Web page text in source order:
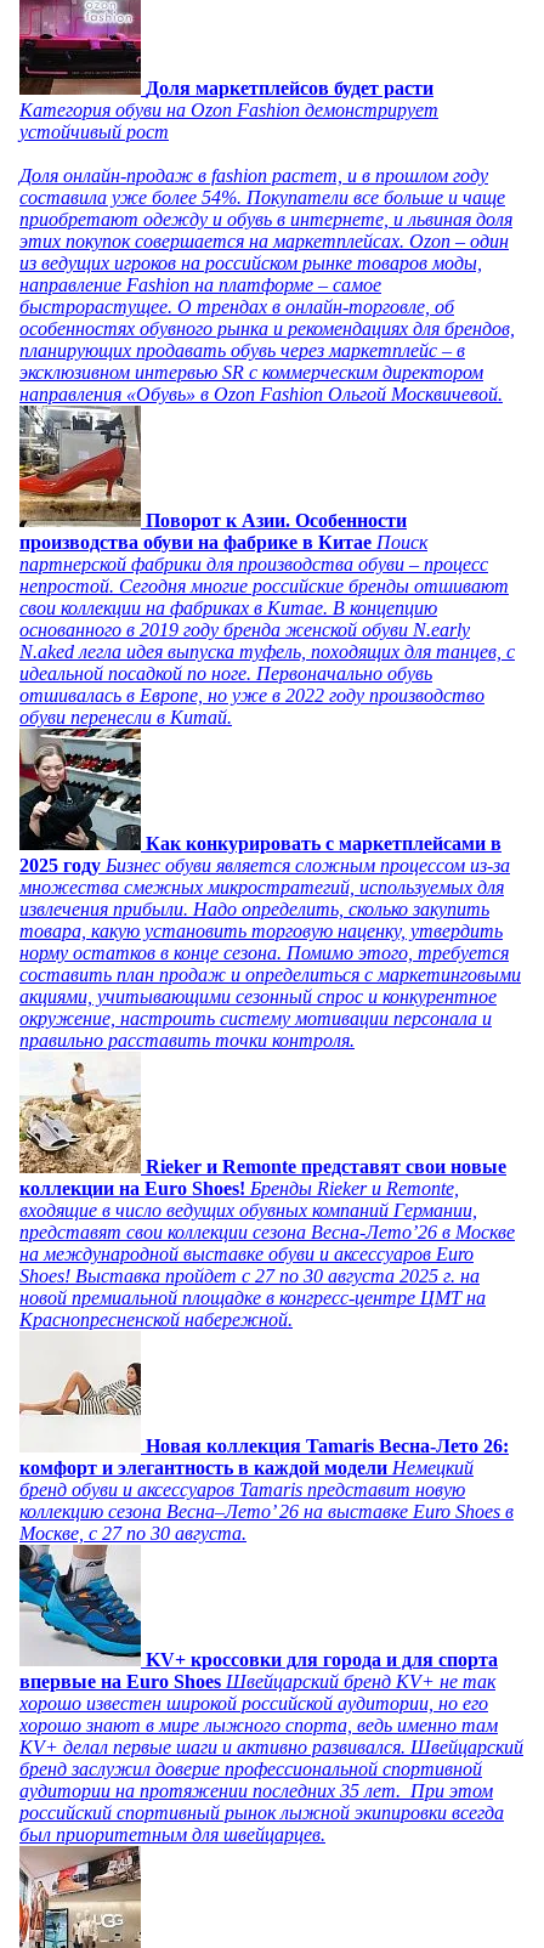
Доля маркетплейсов будет расти
Категория обуви на Ozon Fashion демонстрирует
устойчивый рост
Доля онлайн-продаж в fashion растет, и в прошлом году
составила уже более 54%. Покупатели все больше и чаще
приобретают одежду и обувь в интернете, и львиная доля
этих покупок совершается на маркетплейсах. Ozon – один
из ведущих игроков на российском рынке товаров моды,
направление Fashion на платформе – самое
быстрорастущее. О трендах в онлайн-торговле, об
особенностях обувного рынка и рекомендациях для брендов,
планирующих продавать обувь через маркетплейс – в
эксклюзивном интервью SR с коммерческим директором
направления «Обувь» в Ozon Fashion Ольгой Москвичевой.
Поворот к Азии. Особенности
производства обуви на фабрике в Китае Поиск
партнерской фабрики для производства обуви – процесс
непростой. Сегодня многие российские бренды отшивают
свои коллекции на фабриках в Китае. В концепцию
основанного в 2019 году бренда женской обуви N.early
N.aked легла идея выпуска туфель, походящих для танцев, с
идеальной посадкой по ноге. Первоначально обувь
отшивалась в Европе, но уже в 2022 году производство
обуви перенесли в Китай.
Как конкурировать с маркетплейсами в
2025 году Бизнес обуви является сложным процессом из-за
множества смежных микростратегий, используемых для
извлечения прибыли. Надо определить, сколько закупить
товара, какую установить торговую наценку, утвердить
норму остатков в конце сезона. Помимо этого, требуется
составить план продаж и определиться с маркетинговыми
акциями, учитывающими сезонный спрос и конкурентное
окружение, настроить систему мотивации персонала и
правильно расставить точки контроля.
Rieker и Remonte представят свои новые
коллекции на Euro Shoes! Бренды Rieker и Remonte,
входящие в число ведущих обувных компаний Германии,
представят свои коллекции сезона Весна-Лето’26 в Москве
на международной выставке обуви и аксессуаров Euro
Shoes! Выставка пройдет c 27 по 30 августа 2025 г. на
новой премиальной площадке в конгресс-центре ЦМТ на
Краснопресненской набережной.
Новая коллекция Tamaris Весна-Лето 26:
комфорт и элегантность в каждой модели Немецкий
бренд обуви и аксессуаров Tamaris представит новую
коллекцию сезона Весна–Лето’ 26 на выставке Euro Shoes в
Москве, с 27 по 30 августа.
KV+ кроссовки для города и для спорта
впервые на Euro Shoes Швейцарский бренд KV+ не так
хорошо известен широкой российской аудитории, но его
хорошо знают в мире лыжного спорта, ведь именно там
KV+ делал первые шаги и активно развивался. Швейцарский
бренд заслужил доверие профессиональной спортивной
аудитории на протяжении последних 35 лет. При этом
российский спортивный рынок лыжной экипировки всегда
был приоритетным для швейцарцев.